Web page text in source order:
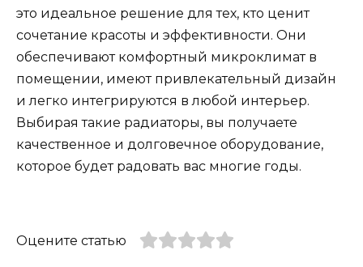
это идеальное решение для тех, кто ценит
сочетание красоты и эффективности. Они
обеспечивают комфортный микроклимат в
помещении, имеют привлекательный дизайн
и легко интегрируются в любой интерьер.
Выбирая такие радиаторы, вы получаете
качественное и долговечное оборудование,
которое будет радовать вас многие годы.
Оцените статью